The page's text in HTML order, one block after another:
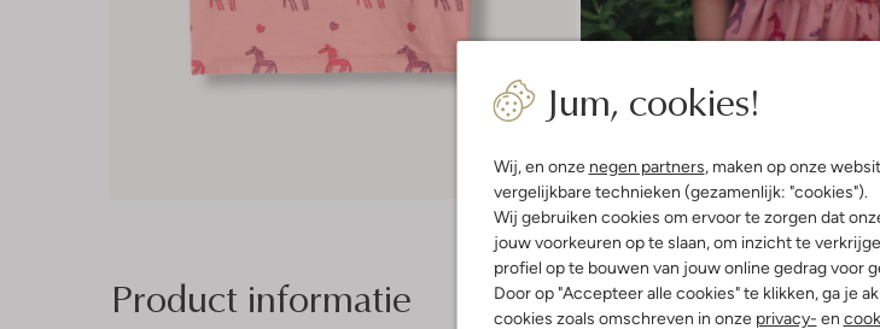
Jum, cookies!
Wij, en onze negen partners, maken op onze
vergelijkbare technieken (gezamenlijk: "cookies").
Wij gebruiken cookies om ervoor te zorgen dat
jouw voorkeuren op te slaan, om inzicht te
profiel op te bouwen van jouw online gedrag voor
Door op "Accepteer alle cookies" te klikken, ga je
cookies zoals omschreven in onze privacy- en
Product informatie Bezorgen &